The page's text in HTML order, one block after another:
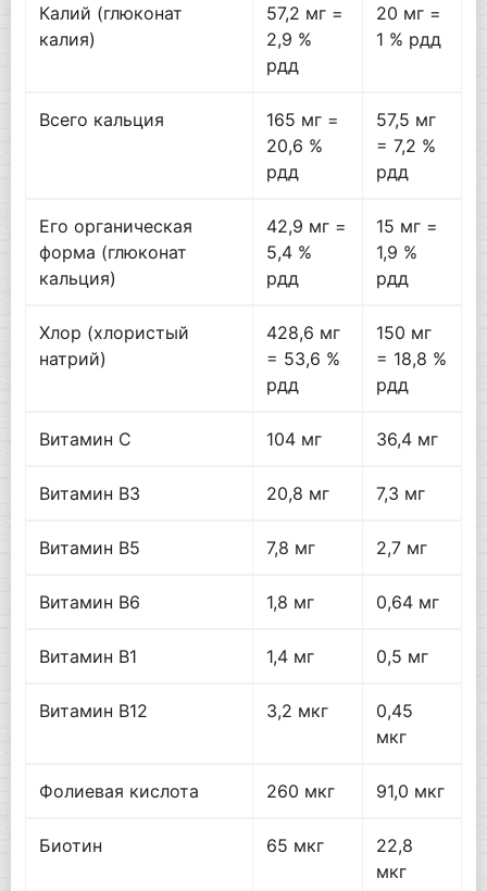
Калий (глюконат
калия)
57,2 мг =
2,9 %
рдд
20 мг =
1 % рдд
Всего кальция
165 мг =
20,6 %
рдд
57,5 мг
= 7,2 %
рдд
Его органическая
форма (глюконат
кальция)
42,9 мг =
5,4 %
рдд
15 мг =
1,9 %
рдд
Хлор (хлористый
натрий)
428,6 мг
= 53,6 %
рдд
150 мг
= 18,8 %
рдд
Витамин C 104 мг 36,4 мг
Витамин B3 20,8 мг 7,3 мг
Витамин B5 7,8 мг 2,7 мг
Витамин B6 1,8 мг 0,64 мг
Витамин B1 1,4 мг 0,5 мг
Витамин B12 3,2 мкг
0,45
мкг
Фолиевая кислота 260 мкг 91,0 мкг
Биотин 65 мкг
22,8
мкг